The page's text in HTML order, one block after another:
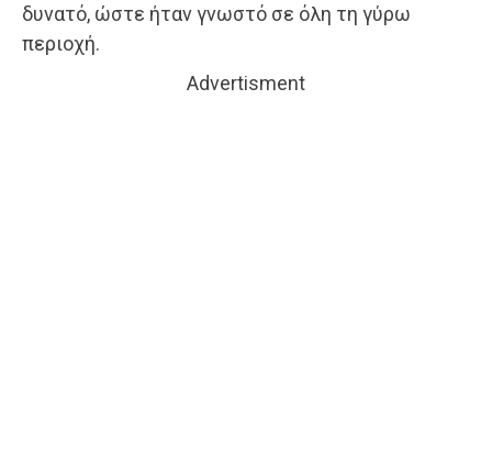
δυνατό, ώστε ήταν γνωστό σε όλη τη γύρω
περιοχή.
Advertisment